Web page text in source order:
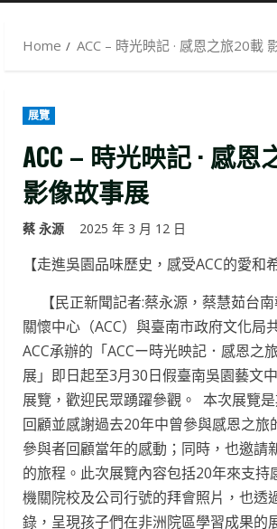
Home ACC – 時光映記 · 感恩之旅20載
展覽
ACC – 時光映記 · 感恩
影像故事展
蔡 永源 2025 年 3 月 12 日
【走進吳園品味歷史，感受ACC的愛和
【民正新聞記者:蔡永源，蔡慧茹台
關懷中心（ACC）與臺南市政府文化局
ACC承辦的「ACCー時光映記．感恩之
展」即日起至3月30日假臺南吳園藝文
展覽，歡迎民眾踴躍參觀。 本次展覽是
回顧並感謝過去20年中曾參與感恩之旅
參與者回顧當年的感動；同時，也邀請
的旅程。此次展覽內容包括20年來支持
機關院校及公司行號的拜會照片，也透
錄，呈現孩子們在非洲院區學習成果的